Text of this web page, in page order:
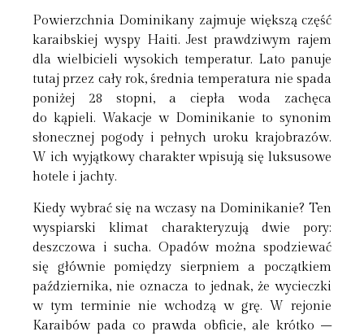
Powierzchnia Dominikany zajmuje większą część
karaibskiej wyspy Haiti. Jest prawdziwym rajem
dla wielbicieli wysokich temperatur. Lato panuje
tutaj przez cały rok, średnia temperatura nie spada
poniżej 28 stopni, a ciepła woda zachęca
do kąpieli. Wakacje w Dominikanie to synonim
słonecznej pogody i pełnych uroku krajobrazów.
W ich wyjątkowy charakter wpisują się luksusowe
hotele i jachty.
Kiedy wybrać się na wczasy na Dominikanie? Ten
wyspiarski klimat charakteryzują dwie pory:
deszczowa i sucha. Opadów można spodziewać
się głównie pomiędzy sierpniem a początkiem
października, nie oznacza to jednak, że wycieczki
w tym terminie nie wchodzą w grę. W rejonie
Karaibów pada co prawda obficie, ale krótko –